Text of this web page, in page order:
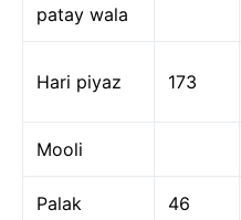
patay wala
Hari piyaz 173
Mooli
Palak 46